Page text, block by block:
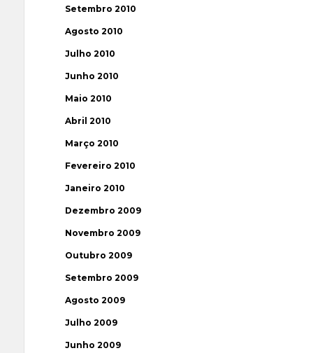
Setembro 2010
Agosto 2010
Julho 2010
Junho 2010
Maio 2010
Abril 2010
Março 2010
Fevereiro 2010
Janeiro 2010
Dezembro 2009
Novembro 2009
Outubro 2009
Setembro 2009
Agosto 2009
Julho 2009
Junho 2009